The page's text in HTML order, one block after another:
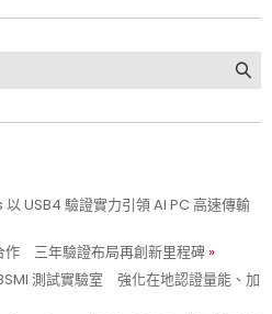
USB4 驗證實力引領 AI PC 高速傳輸
作 三年驗證布局再創新里程碑
測試實驗室 強化在地認證量能、加